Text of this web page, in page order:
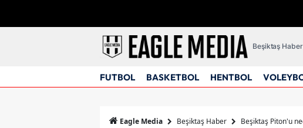
Beşiktaş
FUTBOL BASKETBOL HENTBOL
Eagle Media Beşiktaş Haber Beşiktaş Piton'u